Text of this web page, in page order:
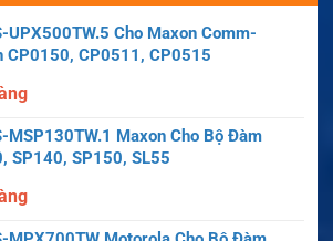
UPX500TW.5 Cho Maxon Comm-
CP0150, CP0511, CP0515
MSP130TW.1 Maxon Cho Bộ Đàm
SP140, SP150, SL55